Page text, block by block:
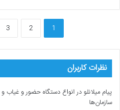
1
2
3
نظرات کاربران
پیام میلانلو درانواع دستگاه حضور و غیاب و
سازمان‌ها